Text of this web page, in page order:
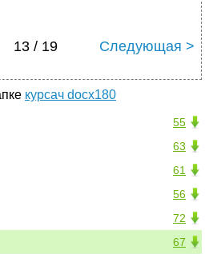
13 / 19 Следующая >
курсач docx180
55
63
61
56
72
67